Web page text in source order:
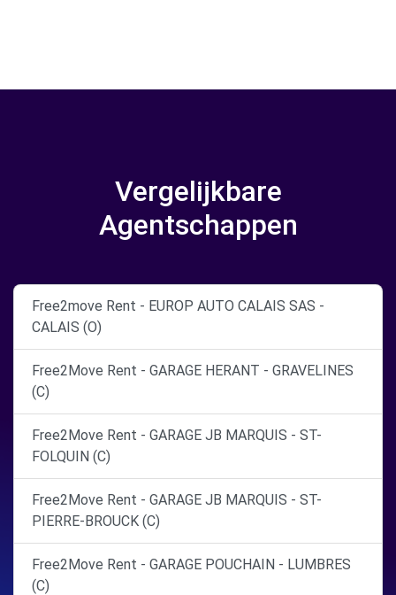
Vergelijkbare
Agentschappen
Free2move Rent - EUROP AUTO CALAIS SAS -
CALAIS (O)
Free2Move Rent - GARAGE HERANT - GRAVELINES
(C)
Free2Move Rent - GARAGE JB MARQUIS - ST-
FOLQUIN (C)
Free2Move Rent - GARAGE JB MARQUIS - ST-
PIERRE-BROUCK (C)
Free2Move Rent - GARAGE POUCHAIN - LUMBRES
(C)